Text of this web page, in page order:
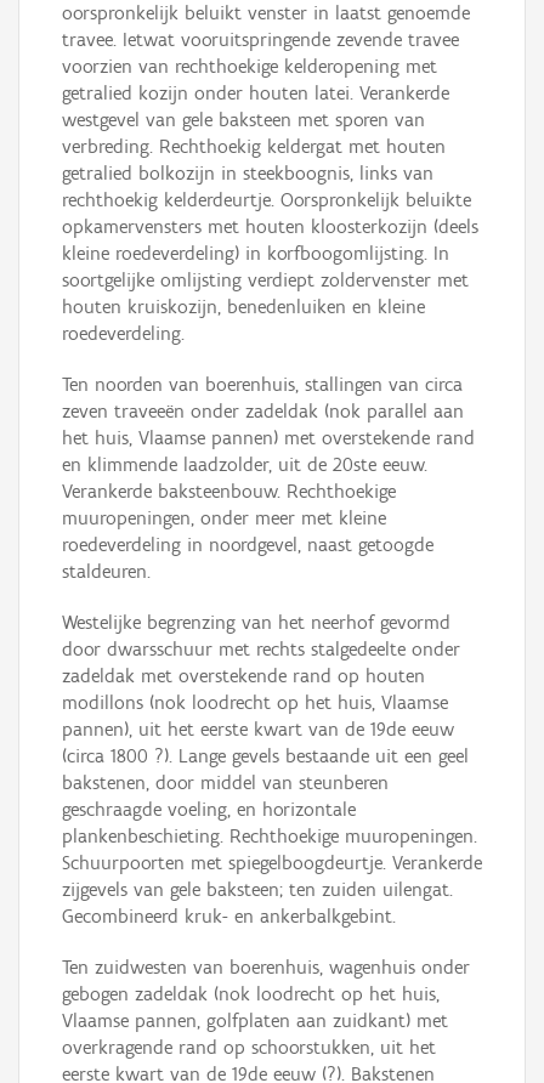
oorspronkelijk beluikt venster in laatst genoemde
travee. Ietwat vooruitspringende zevende travee
voorzien van rechthoekige kelderopening met
getralied kozijn onder houten latei. Verankerde
westgevel van gele baksteen met sporen van
verbreding. Rechthoekig keldergat met houten
getralied bolkozijn in steekboognis, links van
rechthoekig kelderdeurtje. Oorspronkelijk beluikte
opkamervensters met houten kloosterkozijn (deels
kleine roedeverdeling) in korfboogomlijsting. In
soortgelijke omlijsting verdiept zoldervenster met
houten kruiskozijn, benedenluiken en kleine
roedeverdeling.
Ten noorden van boerenhuis, stallingen van circa
zeven traveeën onder zadeldak (nok parallel aan
het huis, Vlaamse pannen) met overstekende rand
en klimmende laadzolder, uit de 20ste eeuw.
Verankerde baksteenbouw. Rechthoekige
muuropeningen, onder meer met kleine
roedeverdeling in noordgevel, naast getoogde
staldeuren.
Westelijke begrenzing van het neerhof gevormd
door dwarsschuur met rechts stalgedeelte onder
zadeldak met overstekende rand op houten
modillons (nok loodrecht op het huis, Vlaamse
pannen), uit het eerste kwart van de 19de eeuw
(circa 1800 ?). Lange gevels bestaande uit een geel
bakstenen, door middel van steunberen
geschraagde voeling, en horizontale
plankenbeschieting. Rechthoekige muuropeningen.
Schuurpoorten met spiegelboogdeurtje. Verankerde
zijgevels van gele baksteen; ten zuiden uilengat.
Gecombineerd kruk- en ankerbalkgebint.
Ten zuidwesten van boerenhuis, wagenhuis onder
gebogen zadeldak (nok loodrecht op het huis,
Vlaamse pannen, golfplaten aan zuidkant) met
overkragende rand op schoorstukken, uit het
eerste kwart van de 19de eeuw (?). Bakstenen